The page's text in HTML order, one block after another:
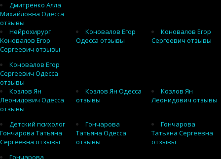
Дмитренко Алла
Михайловна Одесса
отзывы
Нейрохирург
Коновалов Егор
Сергеевич отзывы
Коновалов Егор
Одесса отзывы
Коновалов Егор
Сергеевич отзывы
Коновалов Егор
Сергеевич Одесса
отзывы
Козлов Ян
Леонидович Одесса
отзывы
Козлов Ян Одесса
отзывы
Козлов Ян
Леонидович отзывы
Детский психолог
Гончарова Татьяна
Сергеевна отзывы
Гончарова
Татьяна Одесса
отзывы
Гончарова
Татьяна Сергеевна
отзывы
Гончарова